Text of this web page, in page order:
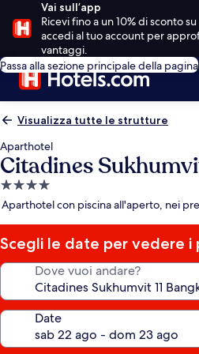
Vai sull’app
Ricevi fino a un 10% di sconto
accedi al tuo account per
vantaggi.
Passa alla sezione principale della pagina
Visualizza tutte le strutture
Aparthotel
Citadines
Struttura
a
stelle
Aparthotel con piscina all'aperto, nei
Scegli le date per vedere i
Dove vuoi andare?
Date